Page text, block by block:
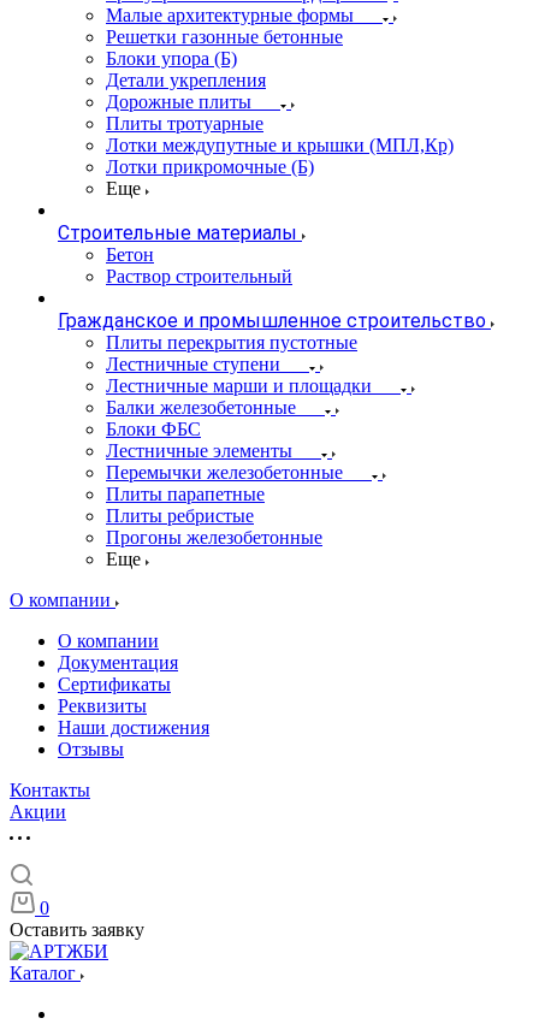
Малые архитектурные формы
Решетки газонные бетонные
Блоки упора (Б)
Детали укрепления
Дорожные плиты
Плиты тротуарные
Лотки междупутные и крышки (МПЛ,Кр)
Лотки прикромочные (Б)
Еще
Строительные материалы
Бетон
Раствор строительный
Гражданское и промышленное строительство
Плиты перекрытия пустотные
Лестничные ступени
Лестничные марши и площадки
Балки железобетонные
Блоки ФБС
Лестничные элементы
Перемычки железобетонные
Плиты парапетные
Плиты ребристые
Прогоны железобетонные
Еще
О компании
О компании
Документация
Сертификаты
Реквизиты
Наши достижения
Отзывы
Контакты
Акции
0
Оставить заявку
Каталог